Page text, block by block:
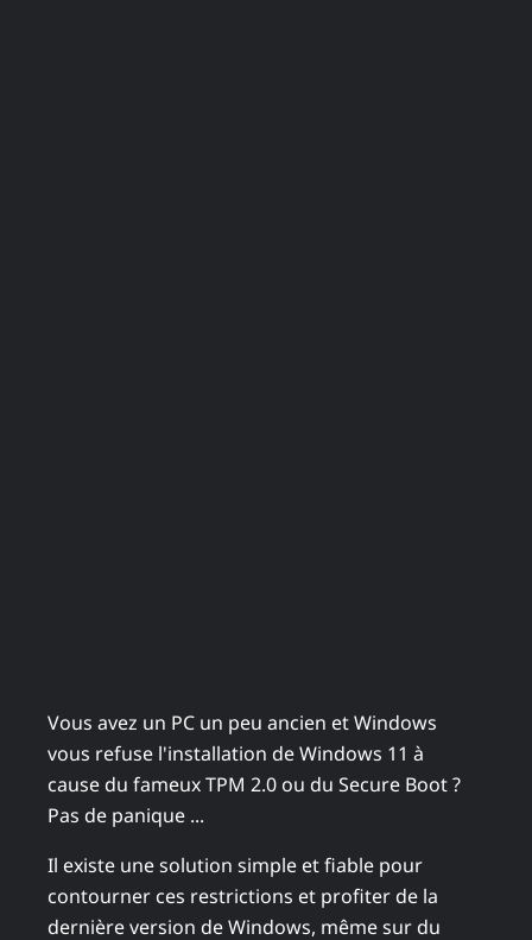
Vous avez un PC un peu ancien et Windows
vous refuse l'installation de Windows 11 à
cause du fameux TPM 2.0 ou du Secure Boot ?
Pas de panique ...
Il existe une solution simple et fiable pour
contourner ces restrictions et profiter de la
dernière version de Windows, même sur du